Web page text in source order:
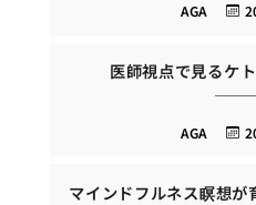
AGA
医師視点で見るケ
AGA
マインドフルネス瞑想が